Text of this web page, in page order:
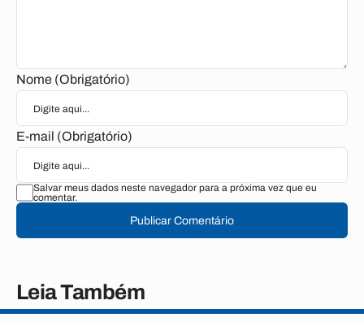
Nome (Obrigatório)
E-mail (Obrigatório)
Salvar meus dados neste navegador para a próxima vez que eu
comentar.
Publicar Comentário
Leia Também